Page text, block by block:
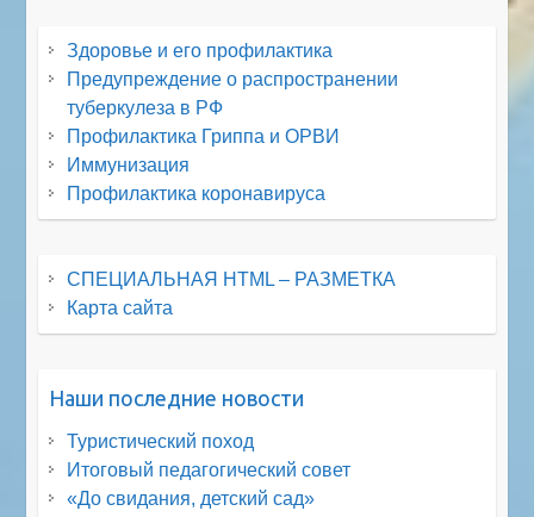
Здоровье и его профилактика
Предупреждение о распространении
туберкулеза в РФ
Профилактика Гриппа и ОРВИ
Иммунизация
Профилактика коронавируса
СПЕЦИАЛЬНАЯ HTML – РАЗМЕТКА
Карта сайта
Наши последние новости
Туристический поход
Итоговый педагогический совет
«До свидания, детский сад»